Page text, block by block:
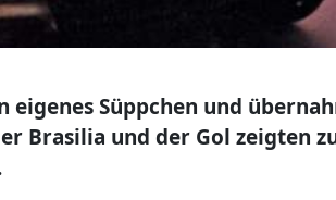
Süppchen und
Brasilia und der Gol zeigten